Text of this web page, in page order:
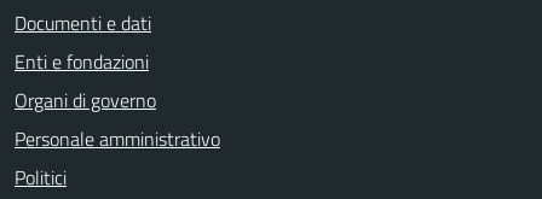
Documenti e dati
Enti e fondazioni
Organi di governo
Personale amministrativo
Politici